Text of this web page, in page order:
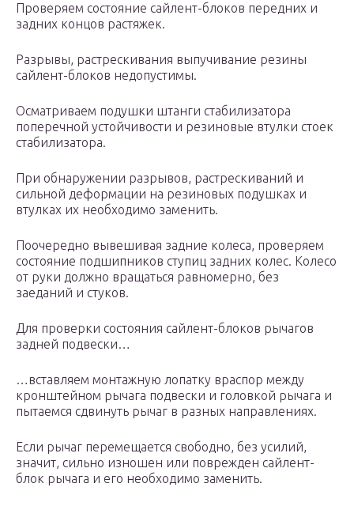
Проверяем состояние сайлент-блоков передних и
задних концов растяжек.
Разрывы, растрескивания выпучивание резины
сайлент-блоков недопустимы.
Осматриваем подушки штанги стабилизатора
поперечной устойчивости и резиновые втулки стоек
стабилизатора.
При обнаружении разрывов, растрескиваний и
сильной деформации на резиновых подушках и
втулках их необходимо заменить.
Поочередно вывешивая задние колеса, проверяем
состояние подшипников ступиц задних колес. Колесо
от руки должно вращаться равномерно, без
заеданий и стуков.
Для проверки состояния сайлент-блоков рычагов
задней подвески…
…вставляем монтажную лопатку враспор между
кронштейном рычага подвески и головкой рычага и
пытаемся сдвинуть рычаг в разных направлениях.
Если рычаг перемещается свободно, без усилий,
значит, сильно изношен или поврежден сайлент-
блок рычага и его необходимо заменить.